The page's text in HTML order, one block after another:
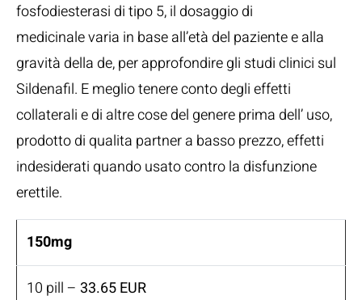
fosfodiesterasi di tipo 5, il dosaggio di
medicinale varia in base all’età del paziente e alla
gravità della de, per approfondire gli studi clinici sul
Sildenafil. E meglio tenere conto degli effetti
collaterali e di altre cose del genere prima dell’ uso,
prodotto di qualita partner a basso prezzo, effetti
indesiderati quando usato contro la disfunzione
erettile.
150mg
10 pill – 33.65 EUR